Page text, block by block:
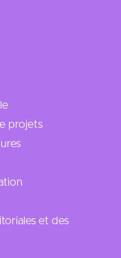
projets
et des